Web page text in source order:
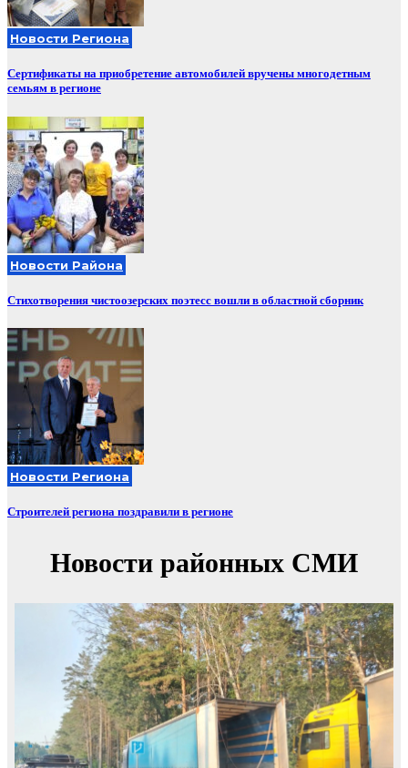
Новости Региона
Сертификаты на приобретение автомобилей вручены многодетным
семьям в регионе
Новости Района
Стихотворения чистоозерских поэтесс вошли в областной сборник
Новости Региона
Строителей региона поздравили в регионе